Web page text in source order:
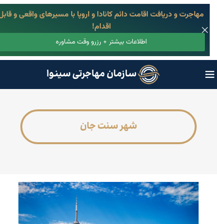
سازمان مهاجرتی سینوا
شهر سنت جان
مهاجرت و دریافت اقامت دائم کانادا و اروپا با مسیرهای واقعی و
اقدام!
اطلاعات بیشتر + رزرو وقت مشاوره